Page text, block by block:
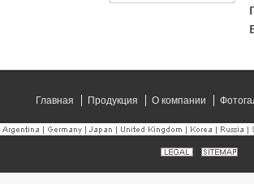
Главная Продукция О компании